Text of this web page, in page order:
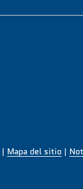
| Mapa del sitio |